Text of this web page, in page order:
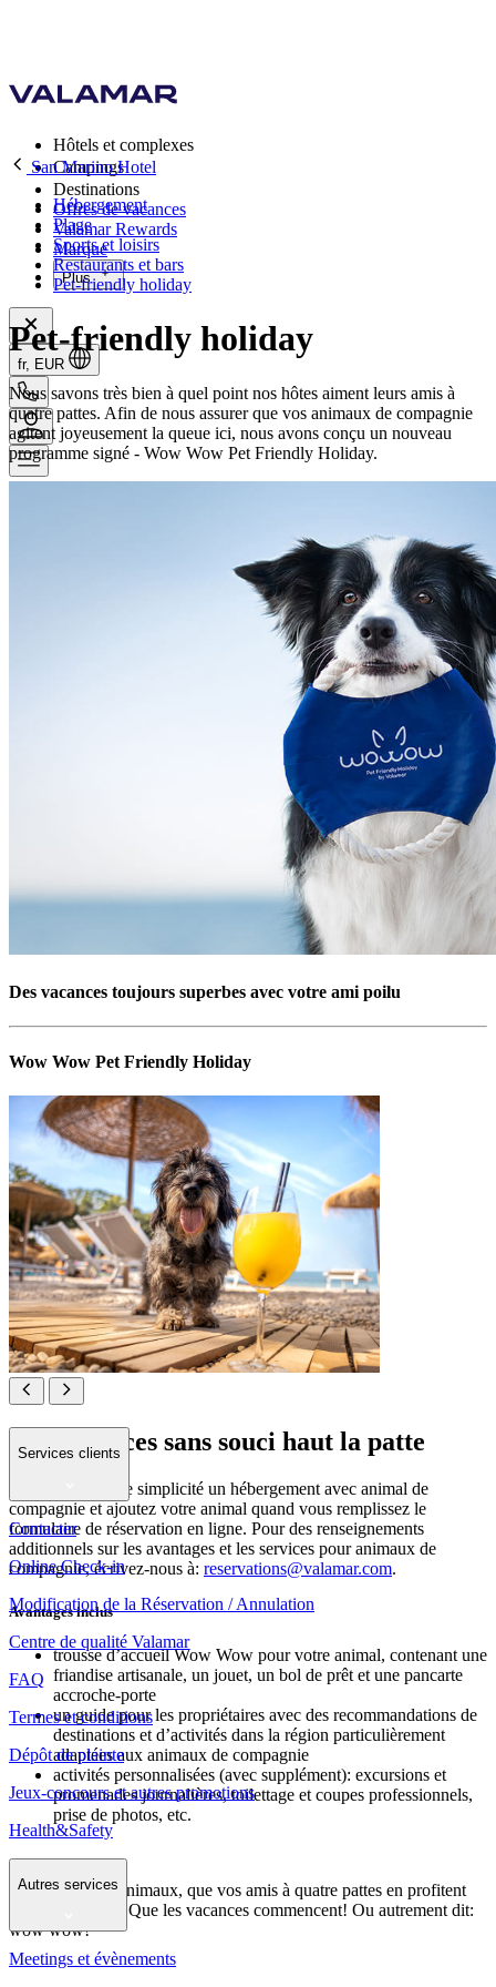
Hôtels et complexes
Campings
Destinations
Offres de vacances
Valamar Rewards
Marque
Plus
fr, EUR
San Marino Hotel
Hébergement
Plage
Sports et loisirs
Restaurants et bars
Pet-friendly holiday
Pet-friendly holiday
Nous savons très bien à quel point nos hôtes aiment leurs amis à
quatre pattes. Afin de nous assurer que vos animaux de compagnie
agitent joyeusement la queue ici, nous avons conçu un nouveau
programme signé - Wow Wow Pet Friendly Holiday.
Des vacances toujours superbes avec votre ami poilu
Wow Wow Pet Friendly Holiday
Des vacances sans souci haut la patte
Réservez en toute simplicité un hébergement avec animal de
compagnie et ajoutez votre animal quand vous remplissez le
formulaire de réservation en ligne. Pour des renseignements
additionnels sur les avantages et les services pour animaux de
compagnie, écrivez-nous à: reservations@valamar.com.
Avantages inclus
trousse d’accueil Wow Wow pour votre animal, contenant une
friandise artisanale, un jouet, un bol de prêt et une pancarte
accroche-porte
un guide pour les propriétaires avec des recommandations de
destinations et d’activités dans la région particulièrement
adaptées aux animaux de compagnie
activités personnalisées (avec supplément): excursions et
promenades journalières, toilettage et coupes professionnels,
prise de photos, etc.
Chers amis des animaux, que vos amis à quatre pattes en profitent
autant que vous! Que les vacances commencent! Ou autrement dit:
wow wow!
Services clients
Contacter
Online Check-in
Modification de la Réservation / Annulation
Centre de qualité Valamar
FAQ
Termes et conditions
Dépôt de plainte
Jeux-concours et autres promotions
Health&Safety
Autres services
Meetings et évènements